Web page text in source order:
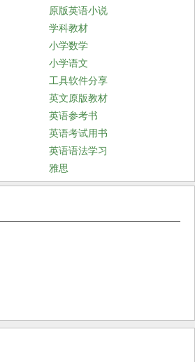
原版英语小说
学科教材
小学数学
小学语文
工具软件分享
英文原版教材
英语参考书
英语考试用书
英语语法学习
雅思